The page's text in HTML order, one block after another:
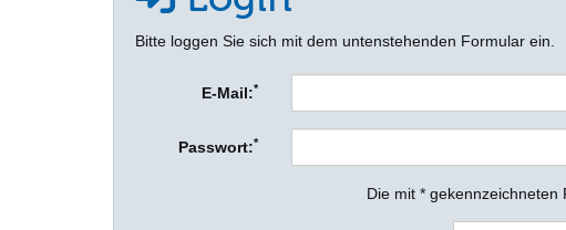
Bitte loggen Sie sich mit dem untenstehenden Formular ein.
E-Mail:*
Passwort:*
Die mit * gekennzeichneten